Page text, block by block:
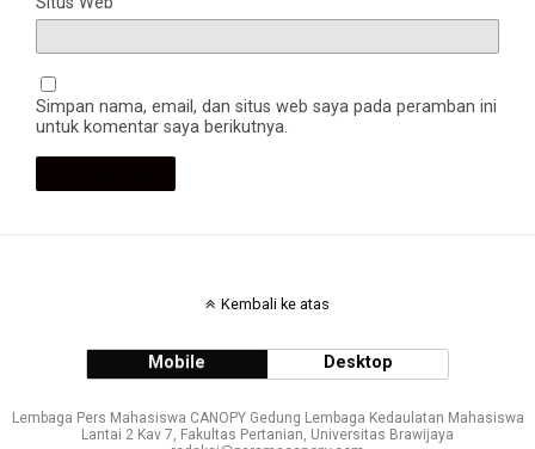
Simpan nama, email, dan situs web saya pada peramban ini
untuk komentar saya berikutnya.
Kembali ke atas
Mobile Desktop
Lembaga Pers Mahasiswa CANOPY Gedung Lembaga Kedaulatan Mahasiswa
Lantai 2 Kav 7, Fakultas Pertanian, Universitas Brawijaya